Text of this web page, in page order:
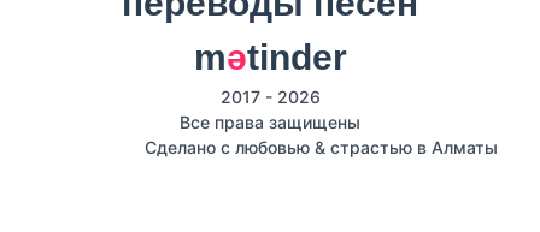
mәtinder
2017 - 2026
Все права защищены
Сделано с любовью & страстью в Алматы